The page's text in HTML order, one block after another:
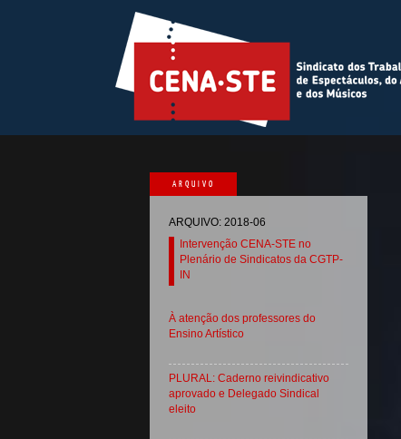
ARQUIVO
ARQUIVO: 2018-06
Intervenção CENA-STE no
Plenário de Sindicatos da CGTP-
IN
À atenção dos professores do
Ensino Artístico
PLURAL: Caderno reivindicativo
aprovado e Delegado Sindical
eleito